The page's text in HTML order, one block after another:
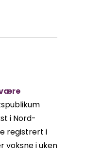
i Nord-
registrert i
voksne i uken